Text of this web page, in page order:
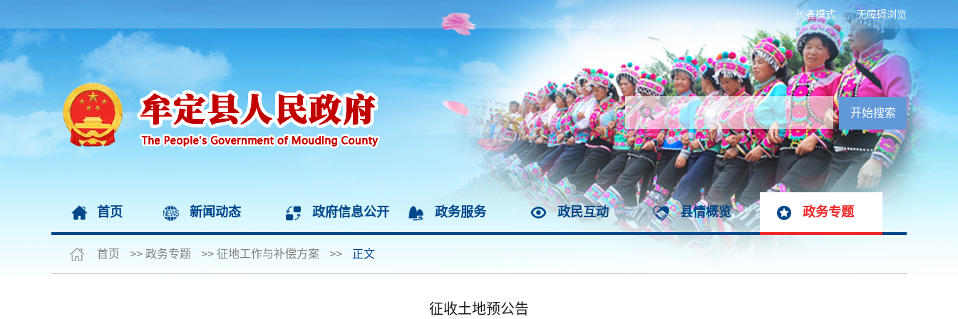
无障碍浏览
长者模式
首页 新闻动态 政府信息公开 政务服务 政民互动 县情概览 政务专题
首页 >> 政务专题 >> 征地工作与补偿方案 >> 正文
征收土地预公告